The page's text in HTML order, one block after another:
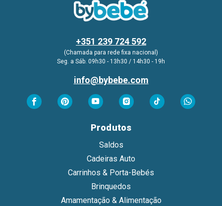
+351 239 724 592
(Chamada para rede fixa nacional)
Seg. a Sáb. 09h30 - 13h30 / 14h30 - 19h
info@bybebe.com
Produtos
Saldos
Cadeiras Auto
Carrinhos & Porta-Bebés
Brinquedos
Amamentação & Alimentação